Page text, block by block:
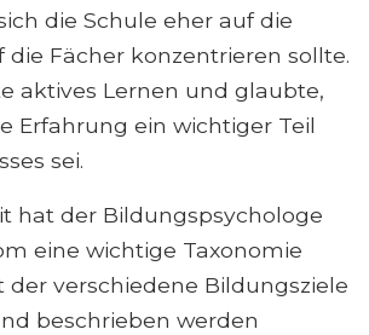
die Schule eher auf die
die Fächer konzentrieren sollte.
aktives Lernen und glaubte,
Erfahrung ein wichtiger Teil
sei.
hat der Bildungspsychologe
eine wichtige Taxonomie
verschiedene Bildungsziele
beschrieben werden